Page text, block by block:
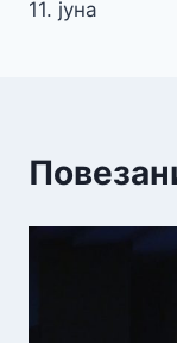
11. јуна